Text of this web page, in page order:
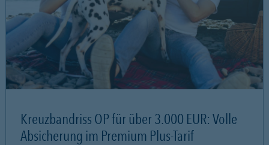
Kreuzbandriss OP für über 3.000 EUR: Volle
Absicherung im Premium Plus-Tarif